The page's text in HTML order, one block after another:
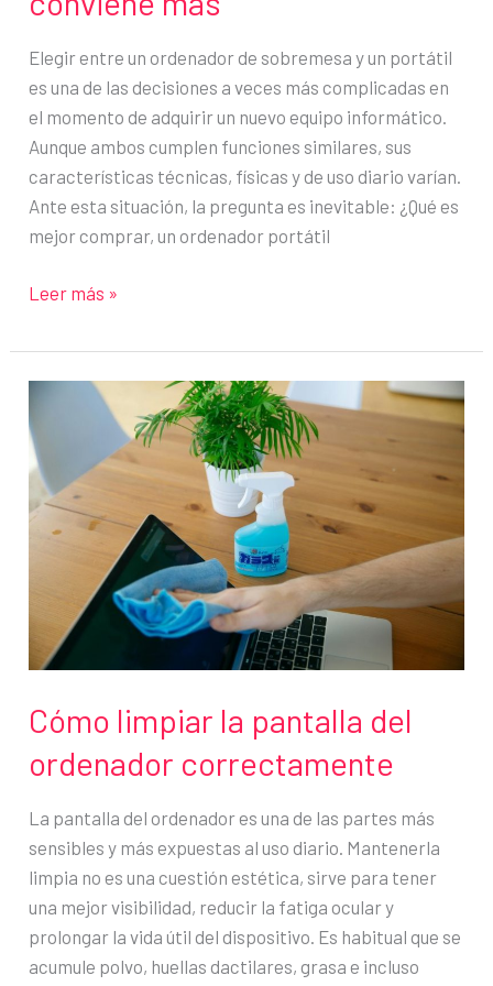
Elegir entre un ordenador de sobremesa y un portátil
es una de las decisiones a veces más complicadas en
el momento de adquirir un nuevo equipo informático.
Aunque ambos cumplen funciones similares, sus
características técnicas, físicas y de uso diario varían.
Ante esta situación, la pregunta es inevitable: ¿Qué es
mejor comprar, un ordenador portátil
¿Ordenador
sobremesa
o
portátil?
Descubre
cuál
te
conviene
Leer más »
Cómo limpiar la pantalla del
ordenador correctamente
La pantalla del ordenador es una de las partes más
sensibles y más expuestas al uso diario. Mantenerla
limpia no es una cuestión estética, sirve para tener
una mejor visibilidad, reducir la fatiga ocular y
prolongar la vida útil del dispositivo. Es habitual que se
acumule polvo, huellas dactilares, grasa e incluso